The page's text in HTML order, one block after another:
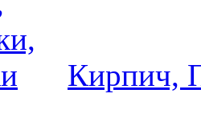
Кирпич,